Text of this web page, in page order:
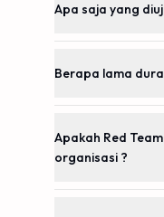
Apa saja yang
Berapa lama
Apakah Red
organisasi ?